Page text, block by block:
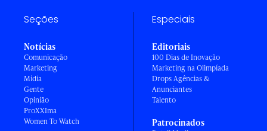
Seções
Notícias
Comunicação
Marketing
Mídia
Gente
Opinião
ProXXIma
Women To Watch
Especiais
Editoriais
100 Dias de Inovação
Marketing na Olimpíada
Drops Agências &
Anunciantes
Talento
Patrocinados